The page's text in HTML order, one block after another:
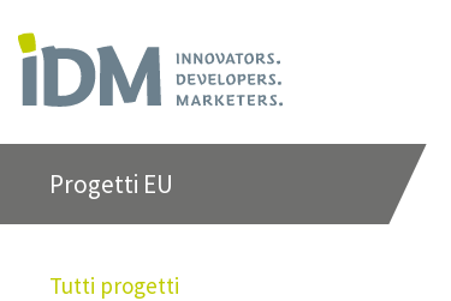
Progetti EU
Tutti progetti